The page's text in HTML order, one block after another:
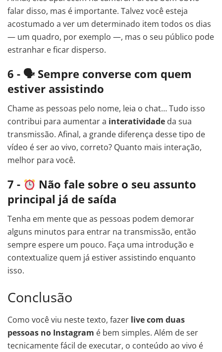
falar disso, mas é importante. Talvez você esteja
acostumado a ver um determinado item todos os dias
— um quadro, por exemplo —, mas o seu público pode
estranhar e ficar disperso.
6 - 🗣 Sempre converse com quem
estiver assistindo
Chame as pessoas pelo nome, leia o chat… Tudo isso
contribui para aumentar a interatividade da sua
transmissão. Afinal, a grande diferença desse tipo de
vídeo é ser ao vivo, correto? Quanto mais interação,
melhor para você.
7 -
Não fale sobre o seu assunto
principal já de saída
Tenha em mente que as pessoas podem demorar
alguns minutos para entrar na transmissão, então
sempre espere um pouco. Faça uma introdução e
contextualize quem já estiver assistindo enquanto
isso.
Conclusão
Como você viu neste texto, fazer live com duas
pessoas no Instagram é bem simples. Além de ser
tecnicamente fácil de executar, o conteúdo ao vivo é